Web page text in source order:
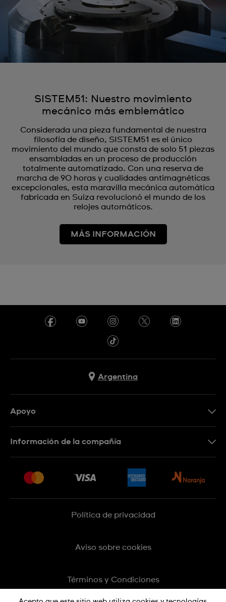
SISTEM51: Nuestro movimiento
mecánico más emblemático
Considerada una pieza fundamental de nuestra
filosofía de diseño, SISTEM51 es el único
movimiento del mundo que consta de solo 51 piezas
ensambladas en un proceso de producción
totalmente automatizado. Con una reserva de
marcha de 90 horas y cualidades antimagnéticas
excepcionales, esta maravilla mecánica automática
fabricada en Suiza revolucionó el mundo de los
relojes automáticos.
MÁS INFORMACIÓN
Argentina
Apoyo
Información de la compañía
Empleo
Sitemap
Política de privacidad
Aviso sobre cookies
Términos y Condiciones